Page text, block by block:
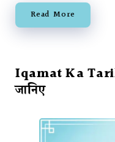
Read More
Iqamat Ka
जानिए